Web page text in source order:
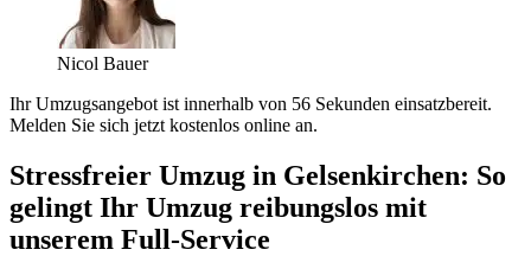
Nicol Bauer
Ihr Umzugsangebot ist innerhalb von 56 Sekunden einsatzbereit.
Melden Sie sich jetzt kostenlos online an.
Stressfreier Umzug in Gelsenkirchen: So
gelingt Ihr Umzug reibungslos mit
unserem Full-Service